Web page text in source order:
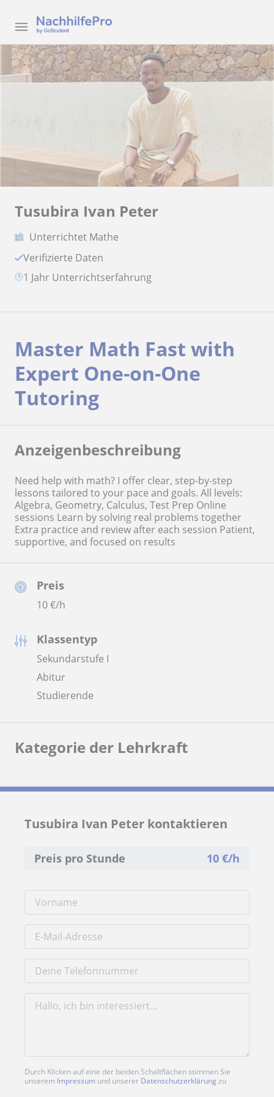
Tusubira Ivan Peter
Unterrichtet Mathe
Verifizierte Daten
1 Jahr Unterrichtserfahrung
Preis
10€/h
Klassentyp
Sekundarstufe I
Abitur
Studierende
Master Math Fast with
Expert One-on-One
Tutoring
Anzeigenbeschreibung
Need help with math? I offer clear, step-by-step
lessons tailored to your pace and goals. All levels:
Algebra, Geometry, Calculus, Test Prep Online
sessions Learn by solving real problems together
Extra practice and review after each session Patient,
supportive, and focused on results
Kategorie der Lehrkraft
Tusubira Ivan Peter kontaktieren
Preis pro Stunde 10€/h
Durch Klicken auf eine der beiden Schaltflächen stimmen Sie
unserem Impressum und unserer Datenschutzerklärung zu